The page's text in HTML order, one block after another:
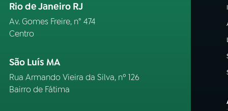
Rio de Janeiro RJ
Av. Gomes Freire, n° 474
Centro
São Luís MA
Rua Armando Vieira da Silva, nº 126
Bairro de Fátima